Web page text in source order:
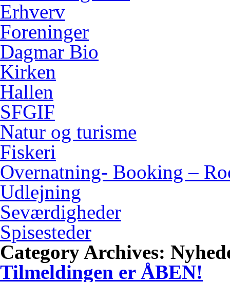
Erhverv
Foreninger
Dagmar Bio
Kirken
Hallen
SFGIF
Natur og turisme
Fiskeri
Overnatning- Booking –
Udlejning
Seværdigheder
Spisesteder
Category Archives:
Tilmeldingen er ÅBEN!